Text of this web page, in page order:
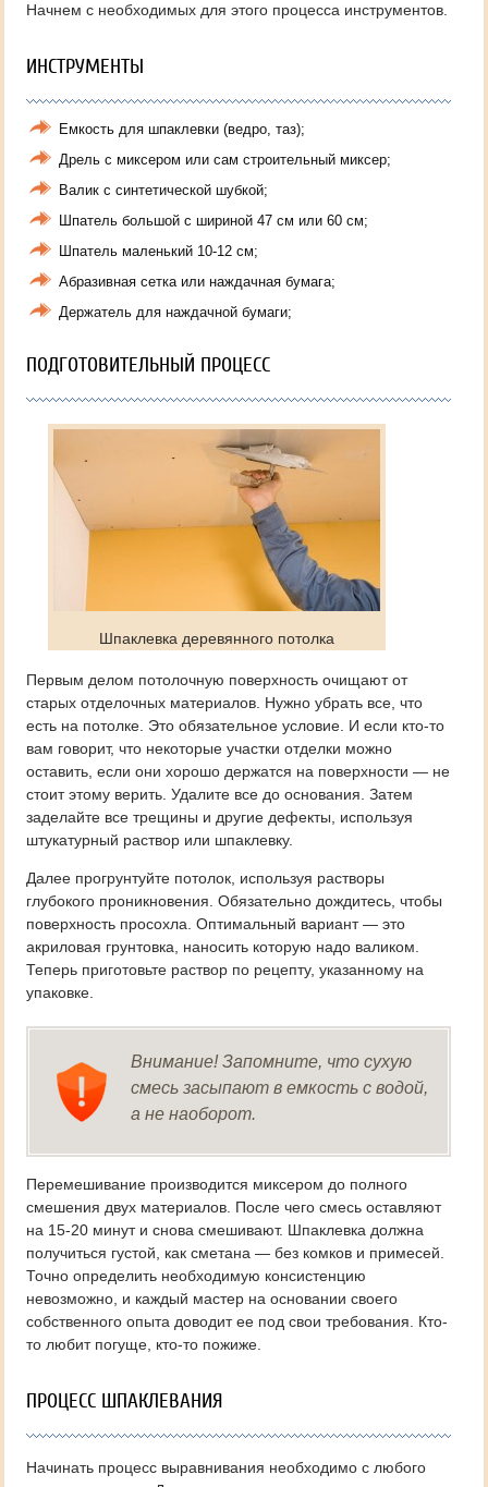
Начнем с необходимых для этого процесса инструментов.
ИНСТРУМЕНТЫ
Емкость для шпаклевки (ведро, таз);
Дрель с миксером или сам строительный миксер;
Валик с синтетической шубкой;
Шпатель большой с шириной 47 см или 60 см;
Шпатель маленький 10-12 см;
Абразивная сетка или наждачная бумага;
Держатель для наждачной бумаги;
ПОДГОТОВИТЕЛЬНЫЙ ПРОЦЕСС
Шпаклевка деревянного потолка
Первым делом потолочную поверхность очищают от
старых отделочных материалов. Нужно убрать все, что
есть на потолке. Это обязательное условие. И если кто-то
вам говорит, что некоторые участки отделки можно
оставить, если они хорошо держатся на поверхности — не
стоит этому верить. Удалите все до основания. Затем
заделайте все трещины и другие дефекты, используя
штукатурный раствор или шпаклевку.
Далее прогрунтуйте потолок, используя растворы
глубокого проникновения. Обязательно дождитесь, чтобы
поверхность просохла. Оптимальный вариант — это
акриловая грунтовка, наносить которую надо валиком.
Теперь приготовьте раствор по рецепту, указанному на
упаковке.
Внимание! Запомните, что сухую
смесь засыпают в емкость с водой,
а не наоборот.
Перемешивание производится миксером до полного
смешения двух материалов. После чего смесь оставляют
на 15-20 минут и снова смешивают. Шпаклевка должна
получиться густой, как сметана — без комков и примесей.
Точно определить необходимую консистенцию
невозможно, и каждый мастер на основании своего
собственного опыта доводит ее под свои требования. Кто-
то любит погуще, кто-то пожиже.
ПРОЦЕСС ШПАКЛЕВАНИЯ
Начинать процесс выравнивания необходимо с любого